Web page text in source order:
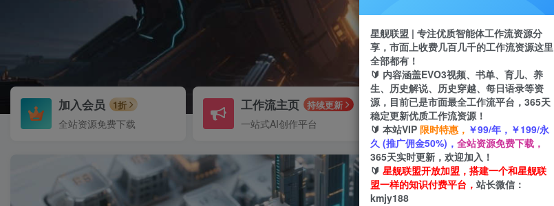
加入会员 1折
全站资源免费下载
工作流主页 持续更新
一站式AI创作平台
每周免费工作流 体验
不定期更新
星舰联盟 | 专注优质智能体工作流资源分
享，市面上收费几百几千的工作流资源这里
全部都有！
🔰 内容涵盖EVO3视频、书单、育儿、养
生、历史解说、历史穿越、每日语录等资
源，目前已是市面最全工作流平台，365天
稳定更新优质工作流资源！
🔰 本站VIP 限时特惠， ￥99/年，￥199/永
久 (推广佣金50%)， 全站资源免费下载，
365天实时更新，欢迎加入！
🔰 星舰联盟开放加盟，搭建一个和星舰联
盟一样的知识付费平台， 站长微信：
kmjy188